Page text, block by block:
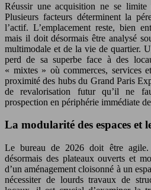
Réussir une acquisition ne se
Plusieurs facteurs déterminent la
l’actif. L’emplacement reste, bien
mais il doit désormais être analysé
multimodale et de la vie de quartier.
perd de sa superbe face à des
« mixtes » où commerces, services
proximité des hubs du Grand Paris
de revalorisation futur qu’il ne
prospection en périphérie immédiate
La modularité des espaces et
Le bureau de 2026 doit être agile.
désormais des plateaux ouverts et
d’un aménagement cloisonné à un
nécessiter de lourds travaux de